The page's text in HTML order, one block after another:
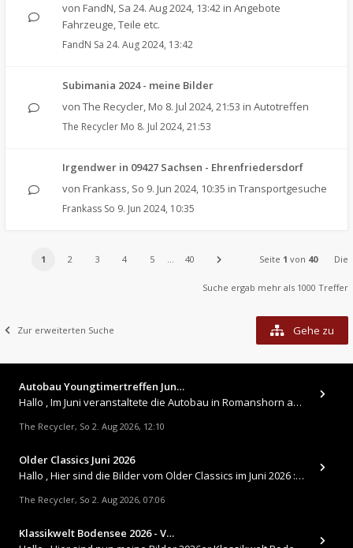
von FandN, Sa 24. Aug 2024, 13:42 in Angebote
Fahrzeuge, Teile etc.
FandN Sa 24. Aug 2024, 13:42
Subimania 2024 - meine Bilder
von The Recycler, Mo 8. Jul 2024, 21:53 in Autotreffen
The Recycler Mo 8. Jul 2024, 21:53
Irgendwer in 09427 Sachsen - Ehrenfriedersdorf
von Frankass, So 9. Jun 2024, 10:35 in Transportgesuche
Frankass So 9. Jun 2024, 10:35
1 2 3 4 5 … 40 Seite 1 von 40 Die
Suche ergab mehr als 1000 Treffer
Zur erweiterten Suche Gehe zu
Autobau Youngtimertreffen Jun…
Hallo , Im Juni veranstaltete die Autobau in Romanshorn auf ihrem Gelände ein kleines Youngtimertreffen : https://up.
The Recycler, So 2. Aug 2026, 12:10
Older Classics Juni 2026
​Hallo , Hier sind die Bilder vom Older Classics im Juni 2026 : https://up.picr.de/51155940wd.jpg https://up.pic
The Recycler, So 2. Aug 2026, 07:06
Klassikwelt Bodensee 2026 - V…